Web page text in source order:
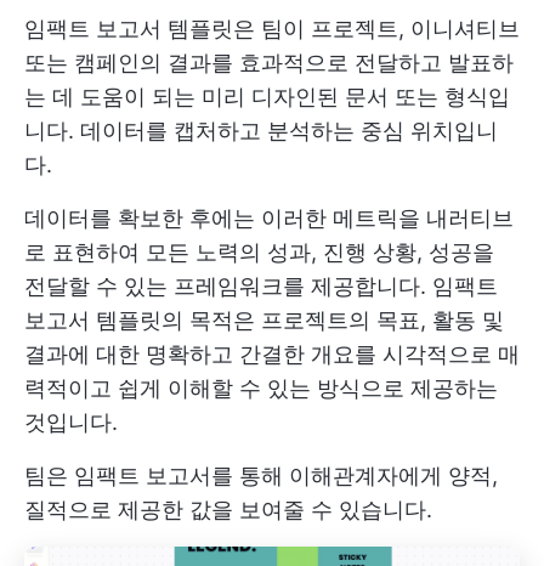
임팩트 보고서 템플릿은 팀이 프로젝트, 이니셔티브
또는 캠페인의 결과를 효과적으로 전달하고 발표하
는 데 도움이 되는 미리 디자인된 문서 또는 형식입
니다. 데이터를 캡처하고 분석하는 중심 위치입니
다.
데이터를 확보한 후에는 이러한 메트릭을 내러티브
로 표현하여 모든 노력의 성과, 진행 상황, 성공을
전달할 수 있는 프레임워크를 제공합니다. 임팩트
보고서 템플릿의 목적은 프로젝트의 목표, 활동 및
결과에 대한 명확하고 간결한 개요를 시각적으로 매
력적이고 쉽게 이해할 수 있는 방식으로 제공하는
것입니다.
팀은 임팩트 보고서를 통해 이해관계자에게 양적,
질적으로 제공한 값을 보여줄 수 있습니다.